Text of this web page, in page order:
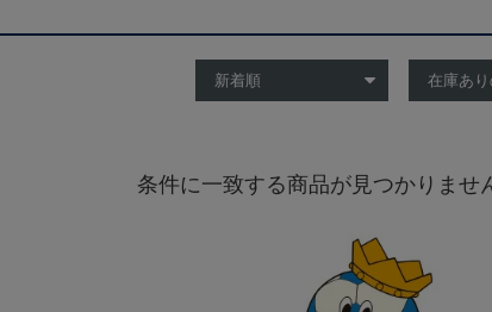
条件に一致する商品が見つかりませ